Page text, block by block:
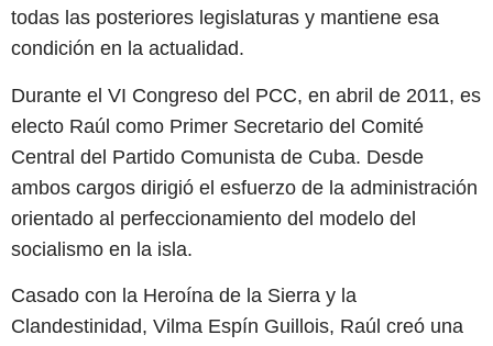
todas las posteriores legislaturas y mantiene esa
condición en la actualidad.
Durante el VI Congreso del PCC, en abril de 2011, es
electo Raúl como Primer Secretario del Comité
Central del Partido Comunista de Cuba. Desde
ambos cargos dirigió el esfuerzo de la administración
orientado al perfeccionamiento del modelo del
socialismo en la isla.
Casado con la Heroína de la Sierra y la
Clandestinidad, Vilma Espín Guillois, Raúl creó una